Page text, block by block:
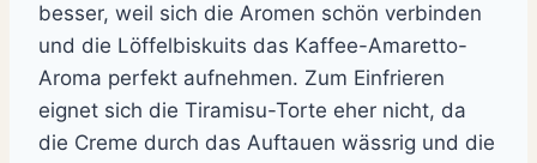
besser, weil sich die Aromen schön verbinden
und die Löffelbiskuits das Kaffee-Amaretto-
Aroma perfekt aufnehmen. Zum Einfrieren
eignet sich die Tiramisu-Torte eher nicht, da
die Creme durch das Auftauen wässrig und die